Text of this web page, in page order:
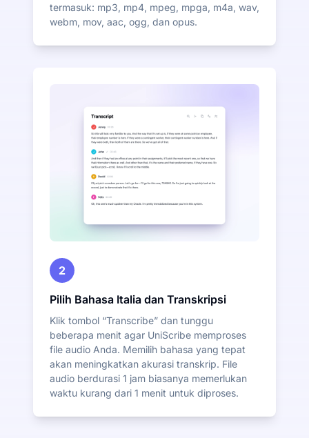
termasuk: mp3, mp4, mpeg, mpga, m4a, wav,
webm, mov, aac, ogg, dan opus.
2
Pilih Bahasa Italia dan Transkripsi
Klik tombol “Transcribe” dan tunggu
beberapa menit agar UniScribe memproses
file audio Anda. Memilih bahasa yang tepat
akan meningkatkan akurasi transkrip. File
audio berdurasi 1 jam biasanya memerlukan
waktu kurang dari 1 menit untuk diproses.